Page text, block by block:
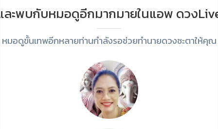
ละพบกับหมอดูอีกมากมายในแอพ ดวง
หมอดูขั้นเทพอีกหลายท่านกำลังรอช่วยทำนายดวงชะตาให้คุณ